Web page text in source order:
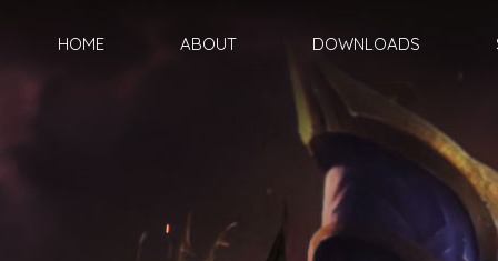
HOME ABOUT DOWNLOADS